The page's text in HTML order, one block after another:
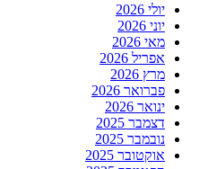
יולי 2026
יוני 2026
מאי 2026
אפריל 2026
מרץ 2026
פברואר 2026
ינואר 2026
דצמבר 2025
נובמבר 2025
אוקטובר 2025